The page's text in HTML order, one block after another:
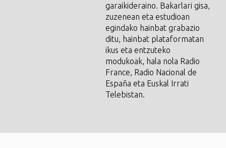
garaikideraino. Bakarlari gisa,
zuzenean eta estudioan
egindako hainbat grabazio
ditu, hainbat plataformatan
ikus eta entzuteko
modukoak, hala nola Radio
France, Radio Nacional de
España eta Euskal Irrati
Telebistan.